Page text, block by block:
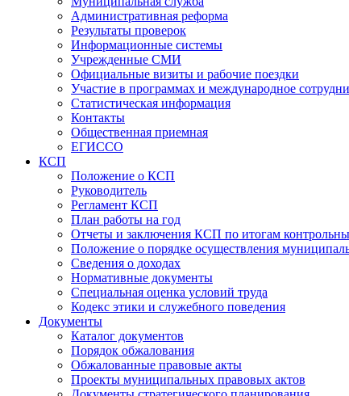
Административная реформа
Результаты проверок
Информационные системы
Учрежденные СМИ
Официальные визиты и рабочие поездки
Участие в программах и международное
Статистическая информация
Контакты
Общественная приемная
ЕГИССО
КСП
Положение о КСП
Руководитель
Регламент КСП
План работы на год
Отчеты и заключения КСП по итогам
Положение о порядке осуществления
Сведения о доходах
Нормативные документы
Специальная оценка условий труда
Кодекс этики и служебного поведения
Документы
Каталог документов
Порядок обжалования
Обжалованные правовые акты
Проекты муниципальных правовых актов